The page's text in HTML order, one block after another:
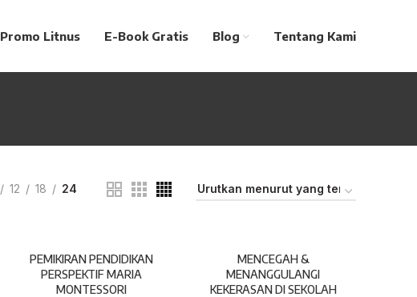
Promo Litnus E-Book Gratis Blog Tentang Kami
12 18 24
PEMIKIRAN PENDIDIKAN
PERSPEKTIF MARIA
MONTESSORI
MENCEGAH &
MENANGGULANGI
KEKERASAN DI SEKOLAH